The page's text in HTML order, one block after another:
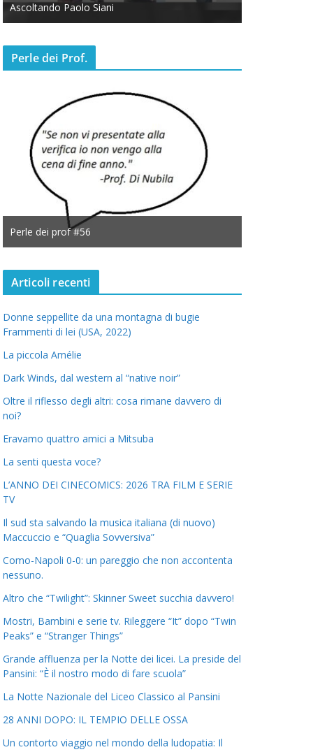
Ascoltando Paolo Siani
Perle dei Prof.
Perle dei prof #56
Articoli recenti
Donne seppellite da una montagna di bugie
Frammenti di lei (USA, 2022)
La piccola Amélie
Dark Winds, dal western al “native noir”
Oltre il riflesso degli altri: cosa rimane davvero di
noi?
Eravamo quattro amici a Mitsuba
La senti questa voce?
L’ANNO DEI CINECOMICS: 2026 TRA FILM E SERIE
TV
Il sud sta salvando la musica italiana (di nuovo)
Maccuccio e “Quaglia Sovversiva”
Como-Napoli 0-0: un pareggio che non accontenta
nessuno.
Altro che “Twilight”: Skinner Sweet succhia davvero!
Mostri, Bambini e serie tv. Rileggere “It” dopo “Twin
Peaks” e “Stranger Things”
Grande affluenza per la Notte dei licei. La preside del
Pansini: “È il nostro modo di fare scuola”
La Notte Nazionale del Liceo Classico al Pansini
28 ANNI DOPO: IL TEMPIO DELLE OSSA
Un contorto viaggio nel mondo della ludopatia: Il